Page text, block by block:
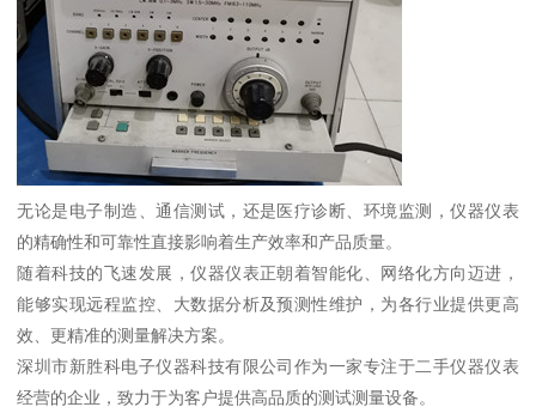
无论是电子制造、通信测试，还是医疗诊断、环境监测，仪器仪表
的精确性和可靠性直接影响着生产效率和产品质量。
随着科技的飞速发展，仪器仪表正朝着智能化、网络化方向迈进，
能够实现远程监控、大数据分析及预测性维护，为各行业提供更高
效、更精准的测量解决方案。
深圳市新胜科电子仪器科技有限公司作为一家专注于二手仪器仪表
经营的企业，致力于为客户提供高品质的测试测量设备。